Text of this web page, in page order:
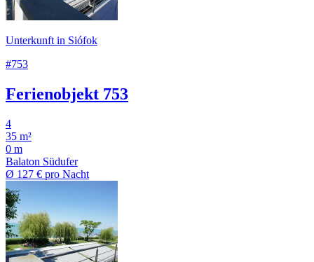
Unterkunft in Siófok
#753
Ferienobjekt 753
4
35 m²
0 m
Balaton Südufer
Ø 127 € pro Nacht